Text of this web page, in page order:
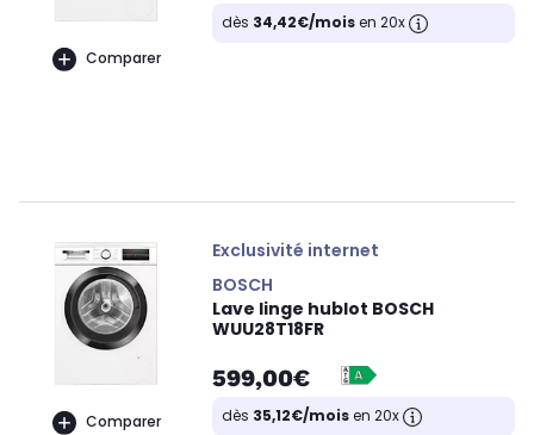
Comparer
dès 34,42€/moisen 20x
Comparer
Exclusivité internet
BOSCH
Lave linge hublot BOSCH
WUU28T18FR
599,00€
dès 35,12€/moisen 20x